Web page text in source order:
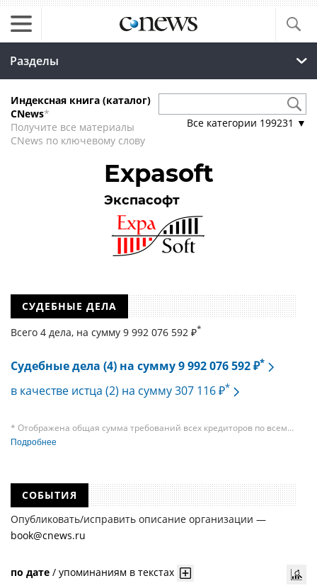
Разделы
Индексная книга (каталог)
CNews*
Получите все материалы
CNews по ключевому слову
Все категории 199231 ▼
Expasoft
Экспасофт
СУДЕБНЫЕ ДЕЛА
Всего 4 дела, на cумму 9 992 076 592 ₽*
Судебные дела (4) на сумму 9 992 076 592 ₽*
в качестве истца (2) на сумму 307 116 ₽*
* Отображена общая сумма требований всех кредиторов по всем
судебным делам, в рамках которых компания подавала требования
в одном таком деле может быть несколько десятков, а размеры сумм
требований одних могут быть больше или меньше размеров
Подробнее
СОБЫТИЯ
Опубликовать/исправить описание организации —
book@cnews.ru
по дате / упоминаниям в текстах